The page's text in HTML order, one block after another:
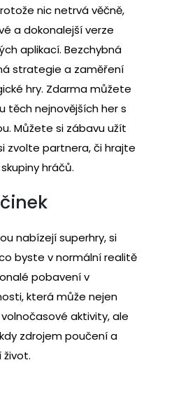
nic netrvá věčně,
a dokonalejší verze
aplikací. Bezchybná
strategie a zaměření
hry. Zdarma můžete
těch nejnovějších her s
Můžete si zábavu užít
zvolte partnera, či hrajte
hráčů.
nabízejí superhry, si
byste v normální realitě
pobavení v
která může nejen
aktivity, ale
zdrojem poučení a
život.